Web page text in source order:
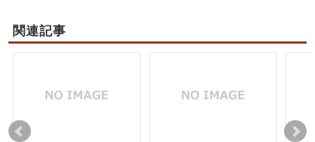
関連記事